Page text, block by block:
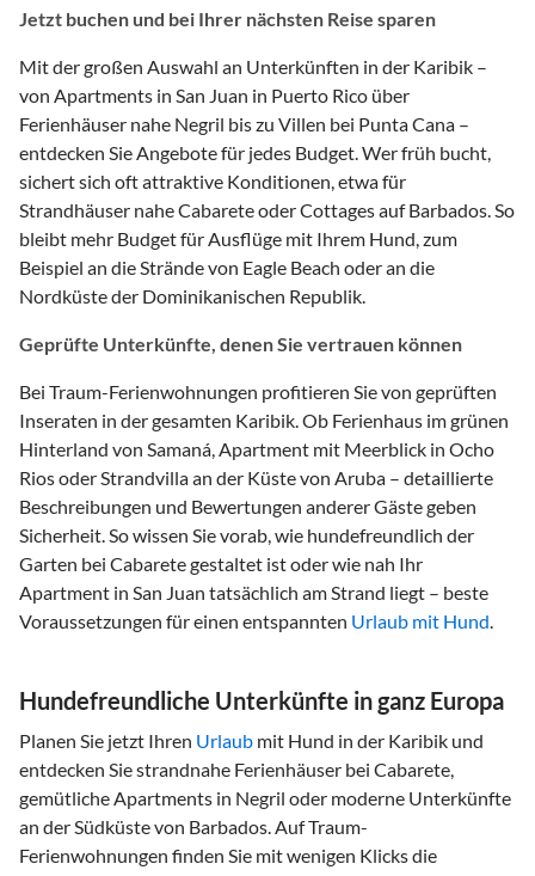
Jetzt buchen und bei Ihrer nächsten Reise sparen
Mit der großen Auswahl an Unterkünften in der Karibik –
von Apartments in San Juan in Puerto Rico über
Ferienhäuser nahe Negril bis zu Villen bei Punta Cana –
entdecken Sie Angebote für jedes Budget. Wer früh bucht,
sichert sich oft attraktive Konditionen, etwa für
Strandhäuser nahe Cabarete oder Cottages auf Barbados. So
bleibt mehr Budget für Ausflüge mit Ihrem Hund, zum
Beispiel an die Strände von Eagle Beach oder an die
Nordküste der Dominikanischen Republik.
Geprüfte Unterkünfte, denen Sie vertrauen können
Bei Traum-Ferienwohnungen profitieren Sie von geprüften
Inseraten in der gesamten Karibik. Ob Ferienhaus im grünen
Hinterland von Samaná, Apartment mit Meerblick in Ocho
Rios oder Strandvilla an der Küste von Aruba – detaillierte
Beschreibungen und Bewertungen anderer Gäste geben
Sicherheit. So wissen Sie vorab, wie hundefreundlich der
Garten bei Cabarete gestaltet ist oder wie nah Ihr
Apartment in San Juan tatsächlich am Strand liegt – beste
Voraussetzungen für einen entspannten Urlaub mit Hund.
Hundefreundliche Unterkünfte in ganz Europa
Planen Sie jetzt Ihren Urlaub mit Hund in der Karibik und
entdecken Sie strandnahe Ferienhäuser bei Cabarete,
gemütliche Apartments in Negril oder moderne Unterkünfte
an der Südküste von Barbados. Auf Traum-
Ferienwohnungen finden Sie mit wenigen Klicks die